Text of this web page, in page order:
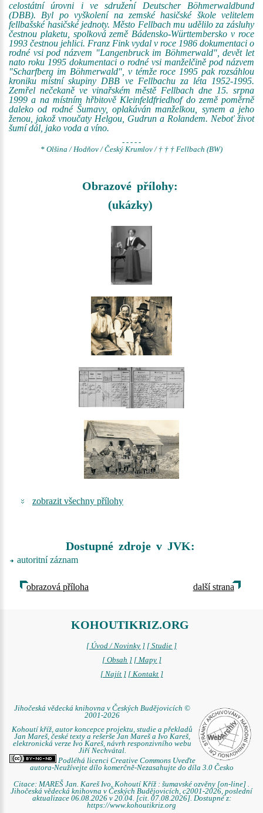
celostátní úrovni i ve sdružení Deutscher Böhmerwaldbund
(DBB). Byl po vyškolení na zemské hasičské škole velitelem
fellbašské hasičské jednoty. Město Fellbach mu udělilo za zásluhy
čestnou plaketu, spolková země Bádensko-Württembersko v roce
1993 čestnou jehlici. Franz Fink vydal v roce 1986 dokumentaci o
rodné vsi pod názvem "Langenbruck im Böhmerwald", devět let
nato roku 1995 dokumentaci o rodné vsi manželčině pod názvem
"Scharfberg im Böhmerwald", v témže roce 1995 pak rozsáhlou
kroniku místní skupiny DBB ve Fellbachu za léta 1952-1995.
Zemřel nečekaně ve vinařském městě Fellbach dne 15. srpna
1999 a na místním hřbitově Kleinfeldfriedhof do země poměrně
daleko od rodné Šumavy, oplakáván manželkou, synem a jeho
ženou, jakož vnoučaty Helgou, Gudrun a Rolandem. Neboť život
šumí dál, jako voda a víno.
- - - - -
* Olšina / Hodňov / Český Krumlov / † † † Fellbach (BW)
Obrazové přílohy:
(ukázky)
zobrazit všechny přílohy
Dostupné zdroje v JVK:
autoritní záznam
obrazová příloha další strana
KOHOUTIKRIZ.ORG
[ Úvod / Novinky ] [ Studie ]
[ Obsah ] [ Mapy ]
[ Najít ] [ Kontakt ]
Jihočeská vědecká knihovna v Českých Budějovicích ©
2001-2026
Kohoutí kříž, autor koncepce projektu, studie a překladů
Jan Mareš, české texty a rešerše Jan Mareš a Ivo Kareš,
elektronická verze Ivo Kareš, návrh responzivního webu
Jiří Nechvátal.
Podléhá licenci Creative Commons Uveďte
autora-Neužívejte dílo komerčně-Nezasahujte do díla 3.0 Česko
Citace: MAREŠ Jan. Kareš Ivo. Kohoutí Kříž : šumavské ozvěny [on-line] .
Jihočeská vědecká knihovna v Českých Budějovicích, c2001-2026, poslední
aktualizace 06.08.2026 v 20.04. [cit. 07.08.2026]. Dostupné z:
https://www.kohoutikriz.org